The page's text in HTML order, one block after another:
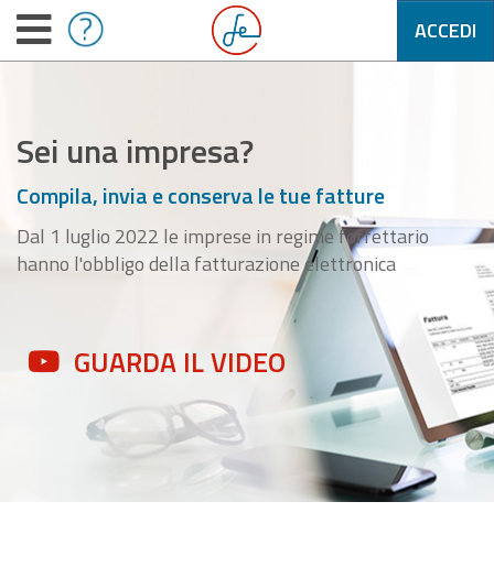
ACCEDI
Sei una impresa?
Compila, invia e conserva le tue fatture
Dal 1 luglio 2022 le imprese in regime forfettario
hanno l'obbligo della fatturazione elettronica
GUARDA IL VIDEO